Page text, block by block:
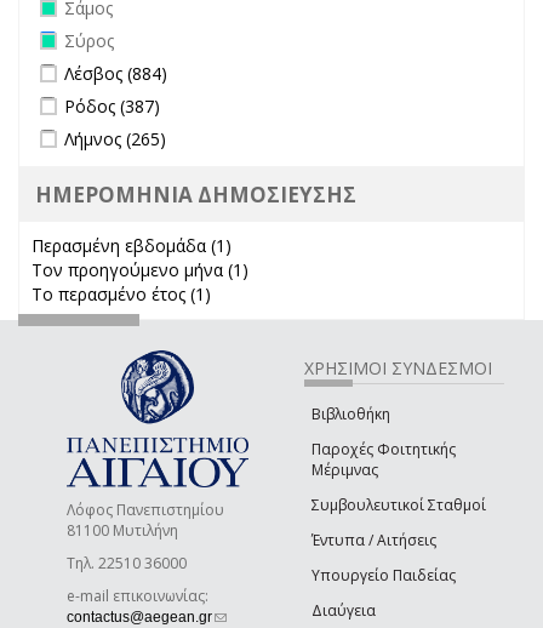
Σάμος
Remove Σύρος filter
Σύρος
Apply Λέσβος filter
Λέσβος (884)
Apply Ρόδος filter
Ρόδος (387)
Apply Λήμνος filter
Λήμνος (265)
ΗΜΕΡΟΜΗΝΙΑ ΔΗΜΟΣΙΕΥΣΗΣ
Περασμένη εβδομάδα (1)
Τον προηγούμενο μήνα (1)
Το περασμένο έτος (1)
Λόφος Πανεπιστημίου
81100 Μυτιλήνη
Τηλ. 22510 36000
e-mail επικοινωνίας:
contactus@aegean.gr(link sends e-mail)
ΧΡΗΣΙΜΟΙ ΣΥΝΔΕΣΜΟΙ
Βιβλιοθήκη
Παροχές Φοιτητικής
Μέριμνας
Συμβουλευτικοί Σταθμοί
Έντυπα / Αιτήσεις
Υπουργείο Παιδείας
Διαύγεια